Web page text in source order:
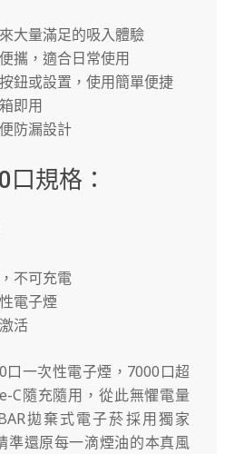
大量滿足的吸入體驗
攜，適合日常使用
鈕或設置，使用簡單便捷
即用
便防漏設計
口 規格：
不可充電
電子煙
活
口一次性電子煙，7000口超
C隨充隨用，從此無懼電量
拋棄式電子菸採用獨家
準還原每一滴煙油的本真風